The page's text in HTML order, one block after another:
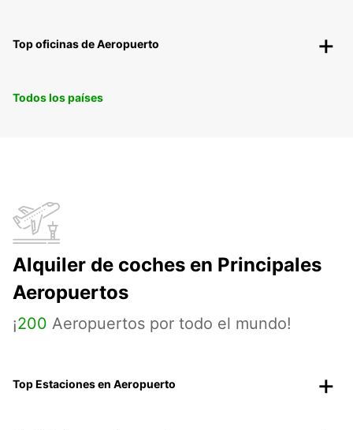
Top oficinas de Aeropuerto
Todos los países
Alquiler de coches en Principales
Aeropuertos
¡200 Aeropuertos por todo el mundo!
Top Estaciones en Aeropuerto